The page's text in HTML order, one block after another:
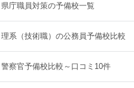
県庁職員対策の予備校一覧
理系（技術職）の公務員予備校比較
警察官予備校比較～口コミ10件